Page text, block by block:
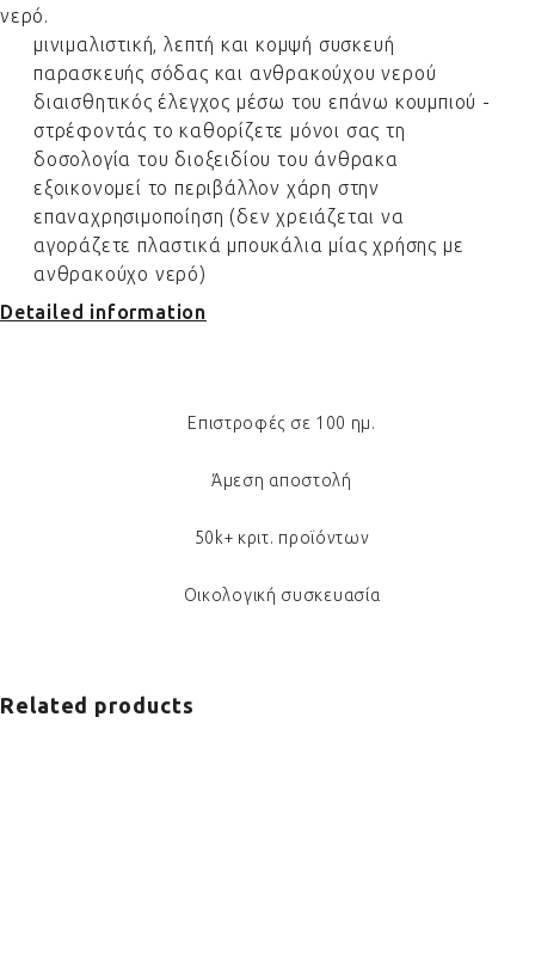
νερό.
μινιμαλιστική, λεπτή και κομψή συσκευή
παρασκευής σόδας και ανθρακούχου νερού
διαισθητικός έλεγχος μέσω του επάνω κουμπιού -
στρέφοντάς το καθορίζετε μόνοι σας τη
δοσολογία του διοξειδίου του άνθρακα
εξοικονομεί το περιβάλλον χάρη στην
επαναχρησιμοποίηση (δεν χρειάζεται να
αγοράζετε πλαστικά μπουκάλια μίας χρήσης με
ανθρακούχο νερό)
Detailed information
Επιστροφές σε 100 ημ.
Άμεση αποστολή
50k+ κριτ. προϊόντων
Οικολογική συσκευασία
Related products